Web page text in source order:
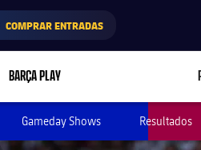
COMPRAR ENTRADAS
BARÇA PLAY
Gameday Shows Resultados